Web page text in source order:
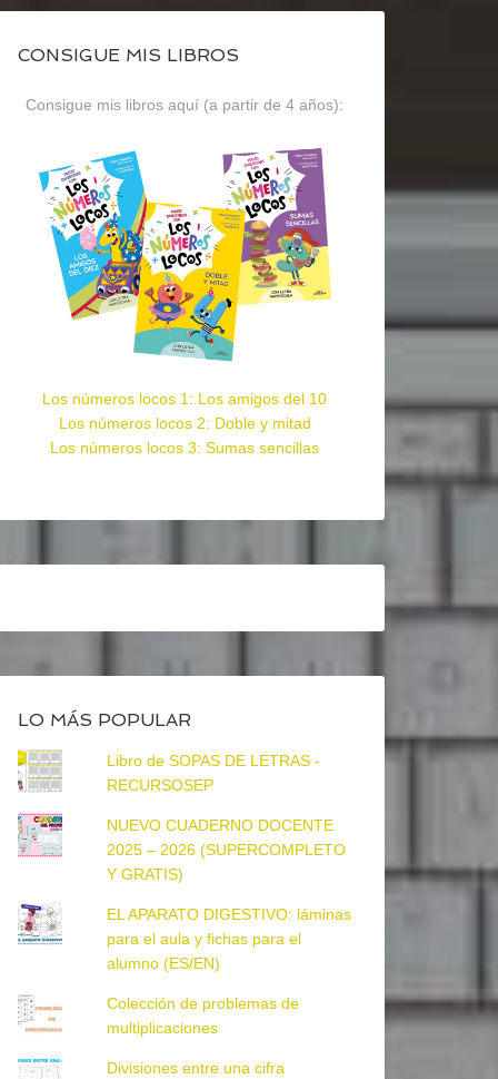
CONSIGUE MIS LIBROS
Consigue mis libros aquí (a partir de 4 años):
Los números locos 1: Los amigos del 10
Los números locos 2: Doble y mitad
Los números locos 3: Sumas sencillas
LO MÁS POPULAR
Libro de SOPAS DE LETRAS -
RECURSOSEP
NUEVO CUADERNO DOCENTE
2025 – 2026 (SUPERCOMPLETO
Y GRATIS)
EL APARATO DIGESTIVO: láminas
para el aula y fichas para el
alumno (ES/EN)
Colección de problemas de
multiplicaciones
Divisiones entre una cifra